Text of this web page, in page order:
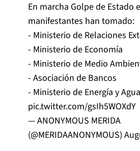
En marcha Golpe de Estado
manifestantes han tomado:
- Ministerio de Relaciones
- Ministerio de Economía
- Ministerio de Medio
- Asociación de Bancos
- Ministerio de Energía y Agua
pic.twitter.com/gsIh5WOXdY
— ANONYMOUS MERIDA
(@MERIDAANONYMOUS)